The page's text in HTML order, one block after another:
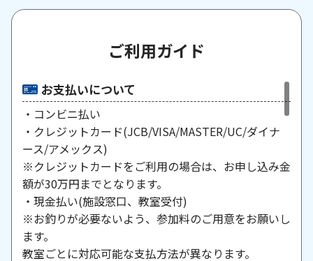
ご利用ガイド
お支払いについて
・コンビニ払い
・クレジットカード(JCB/VISA/MASTER/UC/ダイナ
ース/アメックス)
※クレジットカードをご利用の場合は、お申し込み金
額が30万円までとなります。
・現金払い(施設窓口、教室受付)
※お釣りが必要ないよう、参加料のご用意をお願いし
ます。
教室ごとに対応可能な支払方法が異なります。